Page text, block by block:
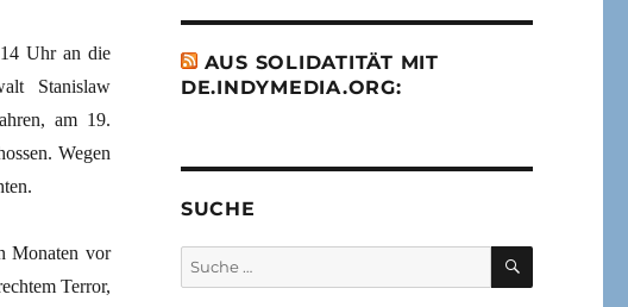
Uhr an die
Stanislaw
am 19.
Wegen
Monaten vor
Terror,
AUS SOLIDATITÄT MIT
DE.INDYMEDIA.ORG:
SUCHE
Suche
nach:
SUCHEN